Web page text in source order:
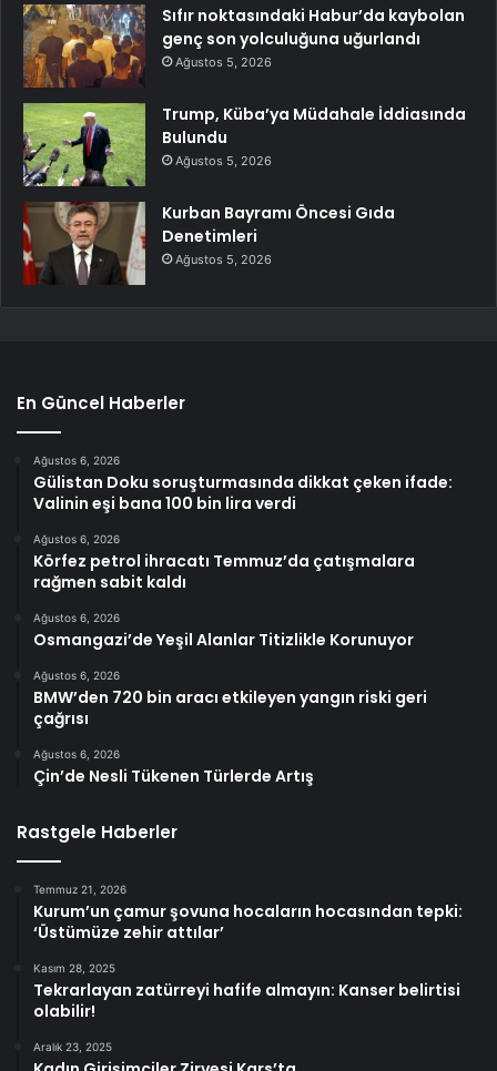
Sıfır noktasındaki Habur’da kaybolan
genç son yolculuğuna uğurlandı
Ağustos 5, 2026
Trump, Küba’ya Müdahale İddiasında
Bulundu
Ağustos 5, 2026
Kurban Bayramı Öncesi Gıda
Denetimleri
Ağustos 5, 2026
En Güncel Haberler
Ağustos 6, 2026
Gülistan Doku soruşturmasında dikkat çeken ifade:
Valinin eşi bana 100 bin lira verdi
Ağustos 6, 2026
Körfez petrol ihracatı Temmuz’da çatışmalara
rağmen sabit kaldı
Ağustos 6, 2026
Osmangazi’de Yeşil Alanlar Titizlikle Korunuyor
Ağustos 6, 2026
BMW’den 720 bin aracı etkileyen yangın riski geri
çağrısı
Ağustos 6, 2026
Çin’de Nesli Tükenen Türlerde Artış
Rastgele Haberler
Temmuz 21, 2026
Kurum’un çamur şovuna hocaların hocasından tepki:
‘Üstümüze zehir attılar’
Kasım 28, 2025
Tekrarlayan zatürreyi hafife almayın: Kanser belirtisi
olabilir!
Aralık 23, 2025